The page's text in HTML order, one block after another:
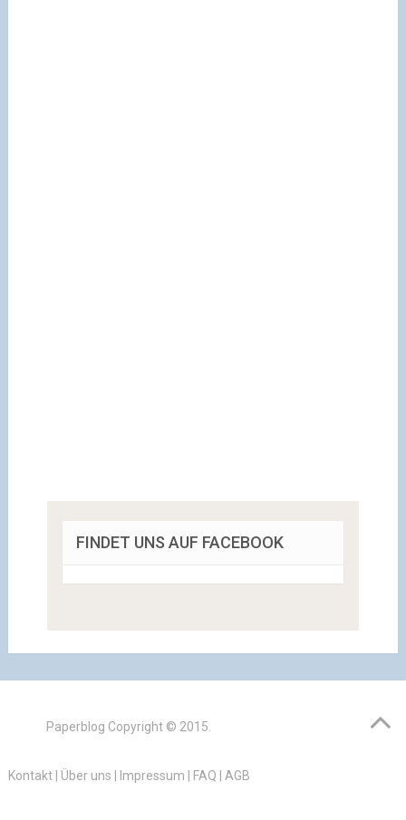
FINDET UNS AUF FACEBOOK
Paperblog Copyright © 2015.
Kontakt| Über uns Impressum FAQ AGB